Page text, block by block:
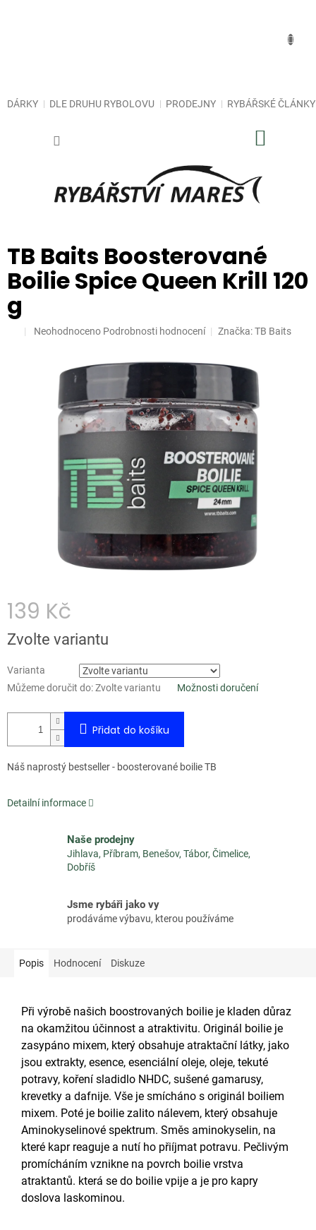
DÁRKY DLE DRUHU RYBOLOVU PRODEJNY RYBÁŘSKÉ ČLÁNKY
TB Baits Boosterované
Boilie Spice Queen Krill 120
g
Průměrné
hvězdiček.
Neohodnoceno Podrobnosti hodnocení Značka:TB Baits
139 Kč
Měrná
cena:
Zvolte variantu
Varianta
Můžeme doručit do:Zvolte variantu Možnosti doručení
Přidat do košíku
Náš naprostý bestseller - boosterované boilie TB
Detailní informace
Naše prodejny
Jihlava, Příbram, Benešov, Tábor, Čimelice,
Dobříš
Jsme rybáři jako vy
prodáváme výbavu, kterou používáme
Popis Hodnocení Diskuze
Při výrobě našich boostrovaných boilie je kladen důraz
na okamžitou účinnost a atraktivitu. Originál boilie je
zasypáno mixem, který obsahuje atraktační látky, jako
jsou extrakty, esence, esenciální oleje, oleje, tekuté
potravy, koření sladidlo NHDC, sušené gamarusy,
krevetky a dafnije. Vše je smícháno s originál boiliem
mixem. Poté je boilie zalito nálevem, který obsahuje
Aminokyselinové spektrum. Směs aminokyselin, na
které kapr reaguje a nutí ho přiíjmat potravu. Pečlivým
promícháním vznikne na povrch boilie vrstva
atraktantů. která se do boilie vpije a je pro kapry
doslova laskominou.